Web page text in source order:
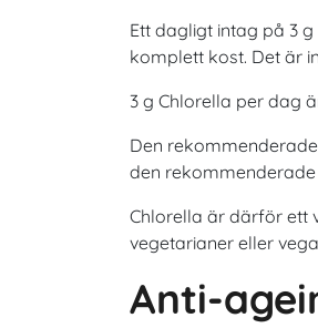
Ett dagligt intag på 3
komplett kost. Det är
3 g Chlorella per dag
Den
den rekommenderade
Chlorella är därför ett
vegetarianer eller
Anti-